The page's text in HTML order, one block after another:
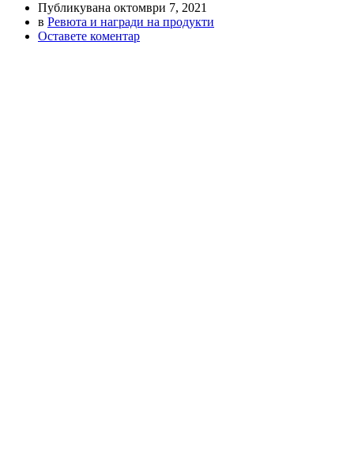
Публикувана октомври 7, 2021
в Ревюта и награди на продукти
Оставете коментар